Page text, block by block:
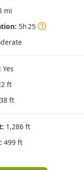
mi
5h 25
Yes
ft
ft
1,286 ft
499 ft